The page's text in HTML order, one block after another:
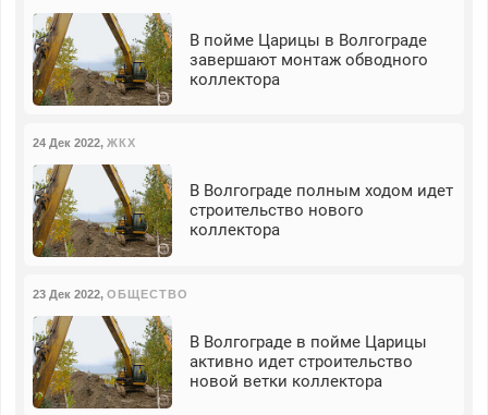
В пойме Царицы в Волгограде
завершают монтаж обводного
коллектора
24 Дек 2022, ЖКХ
В Волгограде полным ходом идет
строительство нового
коллектора
23 Дек 2022, ОБЩЕСТВО
В Волгограде в пойме Царицы
активно идет строительство
новой ветки коллектора